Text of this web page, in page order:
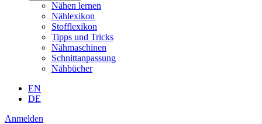
Nähen lernen
Nählexikon
Stofflexikon
Tipps und Tricks
Nähmaschinen
Schnittanpassung
Nähbücher
EN
DE
Anmelden